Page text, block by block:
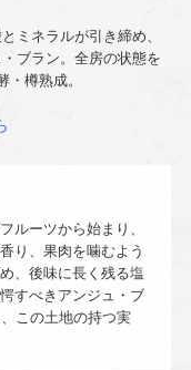
ミネラルが引き締め、
ブラン。全房の状態を
樽熟成。
ルーツから始まり、
り、果肉を噛むよう
、後味に長く残る塩
すべきアンジュ・ブ
この土地の持つ実